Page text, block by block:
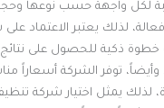
لكل واجهة حسب نوعها
لذلك يعتبر الاعتماد
خطوة ذكية للحصول على
توفر الشركة أسعاراً
لذلك يمثل اختيار شركة